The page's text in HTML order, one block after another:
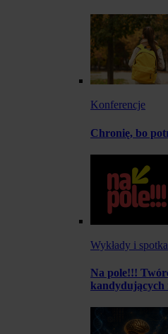
Konferencje
Chronię, bo
Wykłady i
Na pole!!!
kandydujących